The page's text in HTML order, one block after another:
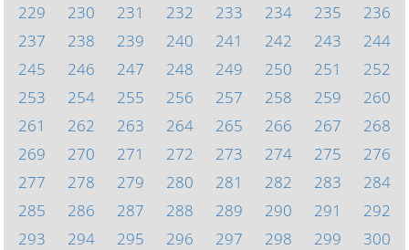
229
230 231 232 233 234 235
236
237
238 239 240 241 242 243
244
245
246 247 248 249 250 251
252
253
254 255 256 257 258 259
260
261
262 263 264 265 266 267
268
269
270 271 272 273 274 275
276
277
278 279 280 281 282 283
284
285
286 287 288 289 290 291
292
293
294 295 296 297 298 299
300